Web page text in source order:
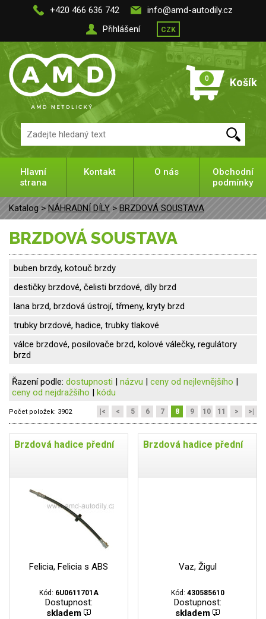
+420 466 636 742
info@amd-autodily.cz
Přihlášení
CZK
0 Košík
Hlavní
strana
Kontakt O nás
Obchodní
podmínky
Katalog > NÁHRADNÍ DÍLY > BRZDOVÁ SOUSTAVA
BRZDOVÁ SOUSTAVA
buben brzdy, kotouč brzdy
destičky brzdové, čelisti brzdové, díly brzd
lana brzd, brzdová ústrojí, třmeny, kryty brzd
trubky brzdové, hadice, trubky tlakové
válce brzdové, posilovače brzd, kolové válečky, regulátory
brzd
Řazení podle: dostupnosti | názvu | ceny od nejlevnějšího |
ceny od nejdražšího | kódu
Počet položek: 3902 |< < 5 6 7 8 9 10 11 > >|
Brzdová hadice přední
Felicia, Felicia s ABS
Kód: 6U0611701A
Dostupnost:
skladem
Brzdová hadice přední
Vaz, Žigul
Kód: 430585610
Dostupnost:
skladem